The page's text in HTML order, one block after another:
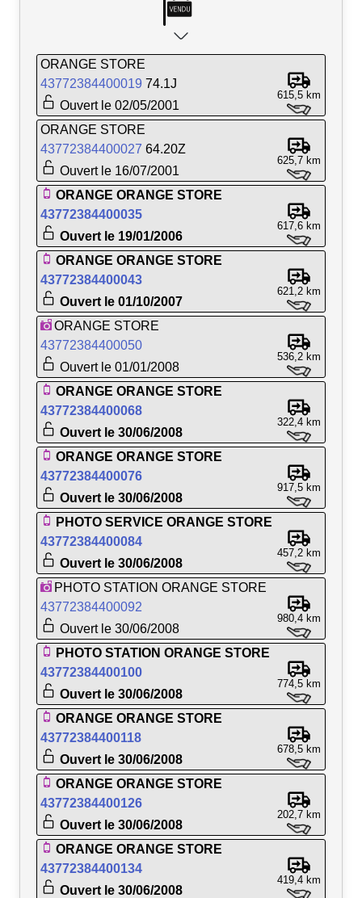
ORANGE STORE
43772384400019 74.1J
Ouvert le 02/05/2001
615,5 km
ORANGE STORE
43772384400027 64.20Z
Ouvert le 16/07/2001
625,7 km
ORANGE ORANGE STORE
43772384400035
Ouvert le 19/01/2006
617,6 km
ORANGE ORANGE STORE
43772384400043
Ouvert le 01/10/2007
621,2 km
ORANGE STORE
43772384400050
Ouvert le 01/01/2008
536,2 km
ORANGE ORANGE STORE
43772384400068
Ouvert le 30/06/2008
322,4 km
ORANGE ORANGE STORE
43772384400076
Ouvert le 30/06/2008
917,5 km
PHOTO SERVICE ORANGE STORE
43772384400084
Ouvert le 30/06/2008
457,2 km
PHOTO STATION ORANGE STORE
43772384400092
Ouvert le 30/06/2008
980,4 km
PHOTO STATION ORANGE STORE
43772384400100
Ouvert le 30/06/2008
774,5 km
ORANGE ORANGE STORE
43772384400118
Ouvert le 30/06/2008
678,5 km
ORANGE ORANGE STORE
43772384400126
Ouvert le 30/06/2008
202,7 km
ORANGE ORANGE STORE
43772384400134
Ouvert le 30/06/2008
419,4 km